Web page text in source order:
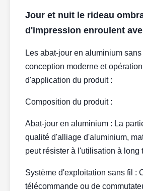
Jour et nuit le rideau
d'impression enroulent
Les abat-jour en aluminium
conception moderne et
d'application du produit :
Composition du produit :
Abat-jour en aluminium : La
qualité d'alliage d'aluminium,
peut résister à l'utilisation à long
Système d'exploitation sans fil :
télécommande ou de